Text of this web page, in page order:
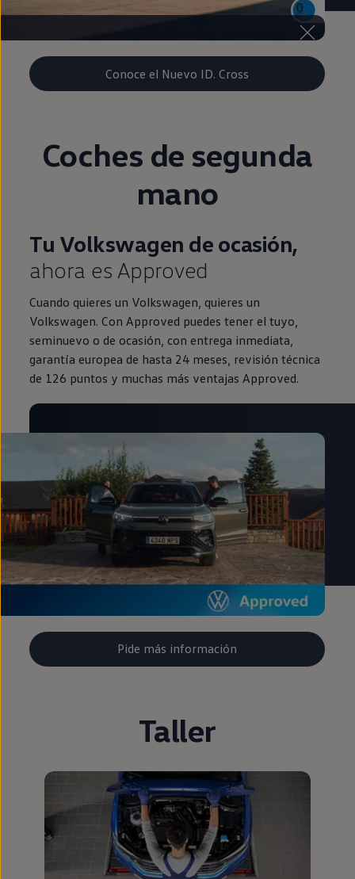
Conoce el Nuevo ID. Cross
Coches de segunda
mano
Tu Volkswagen de ocasión,
ahora es Approved
Cuando quieres un Volkswagen, quieres un
Volkswagen. Con Approved puedes tener el tuyo,
seminuevo o de ocasión, con entrega inmediata,
garantía europea de hasta 24 meses, revisión técnica
de 126 puntos y muchas más ventajas Approved.
Pide más información
Taller